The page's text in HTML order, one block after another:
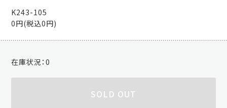
K243-105
0円(税込0円)
在庫状況：0
SOLD OUT